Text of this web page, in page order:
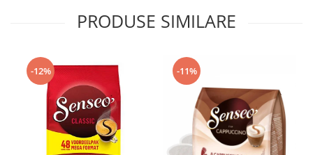
PRODUSE SIMILARE
-12% -11%